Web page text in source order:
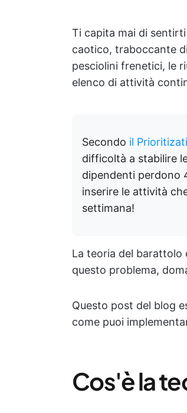
Ti capita mai di
caotico, traboccante
pesciolini frenetici, le
elenco di attività
Secondo il
difficoltà a stabilire
dipendenti perdono
inserire le attività
settimana!
La teoria del barattolo
questo problema,
Questo post del blog
come puoi
Cos'è la